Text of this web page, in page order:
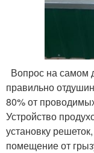
Вопрос на самом
правильно
80% от
Устройство
установку
помещение от